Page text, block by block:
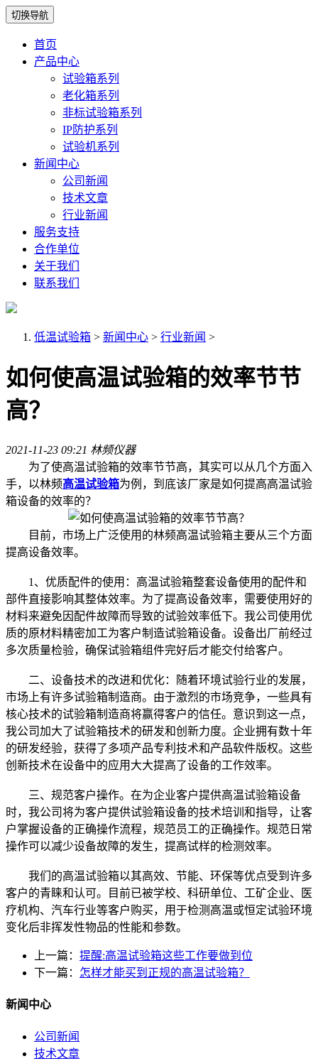
切换导航
首页
产品中心
试验箱系列
老化箱系列
非标试验箱系列
IP防护系列
试验机系列
新闻中心
公司新闻
技术文章
行业新闻
服务支持
合作单位
关于我们
联系我们
低温试验箱 > 新闻中心 > 行业新闻 >
如何使高温试验箱的效率节节
高？
2021-11-23 09:21 林频仪器
为了使高温试验箱的效率节节高，其实可以从几个方面入
手，以林频高温试验箱为例，到底该厂家是如何提高高温试验
箱设备的效率的？
目前，市场上广泛使用的林频高温试验箱主要从三个方面
提高设备效率。
1、优质配件的使用：高温试验箱整套设备使用的配件和
部件直接影响其整体效率。为了提高设备效率，需要使用好的
材料来避免因配件故障而导致的试验效率低下。我公司使用优
质的原材料精密加工为客户制造试验箱设备。设备出厂前经过
多次质量检验，确保试验箱组件完好后才能交付给客户。
二、设备技术的改进和优化：随着环境试验行业的发展，
市场上有许多试验箱制造商。由于激烈的市场竞争，一些具有
核心技术的试验箱制造商将赢得客户的信任。意识到这一点，
我公司加大了试验箱技术的研发和创新力度。企业拥有数十年
的研发经验，获得了多项产品专利技术和产品软件版权。这些
创新技术在设备中的应用大大提高了设备的工作效率。
三、规范客户操作。在为企业客户提供高温试验箱设备
时，我公司将为客户提供试验箱设备的技术培训和指导，让客
户掌握设备的正确操作流程，规范员工的正确操作。规范日常
操作可以减少设备故障的发生，提高试样的检测效率。
我们的高温试验箱以其高效、节能、环保等优点受到许多
客户的青睐和认可。目前已被学校、科研单位、工矿企业、医
疗机构、汽车行业等客户购买，用于检测高温或恒定试验环境
变化后非挥发性物品的性能和参数。
上一篇： 提醒:高温试验箱这些工作要做到位
下一篇： 怎样才能买到正规的高温试验箱？
新闻中心
公司新闻
技术文章